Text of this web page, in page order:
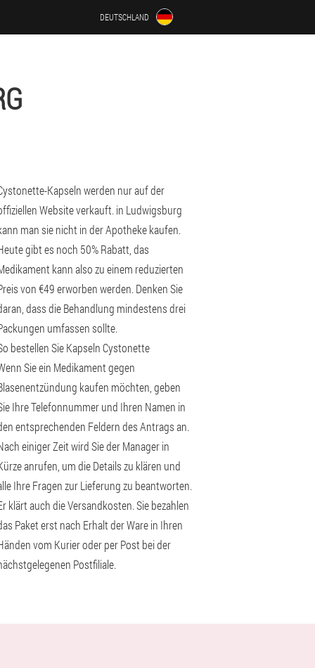
DEUTSCHLAND
Kapseln werden nur auf der
Website verkauft. in Ludwigsburg
man sie nicht in der Apotheke kaufen.
gibt es noch 50% Rabatt, das
kann also zu einem reduzierten
von €49 erworben werden. Denken Sie
dass die Behandlung mindestens drei
umfassen sollte.
bestellen Sie Kapseln Cystonette
Sie ein Medikament gegen
kaufen möchten, geben
Ihre Telefonnummer und Ihren Namen in
entsprechenden Feldern des Antrags an.
einiger Zeit wird Sie der Manager in
anrufen, um die Details zu klären und
Ihre Fragen zur Lieferung zu beantworten.
klärt auch die Versandkosten. Sie bezahlen
Paket erst nach Erhalt der Ware in Ihren
vom Kurier oder per Post bei der
Postfiliale.